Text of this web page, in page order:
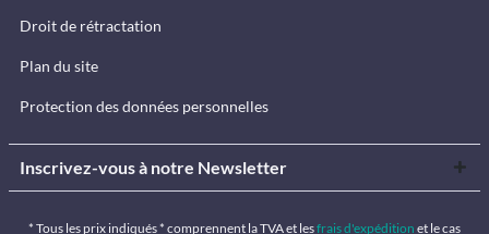
Droit de rétractation
Plan du site
Protection des données personnelles
Inscrivez-vous à notre Newsletter
* Tous les prix indiqués * comprennent la TVA et lesfrais d'expédition et le cas